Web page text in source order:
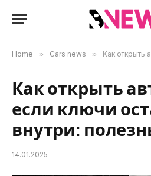
Home » Cars news » Как открыть
Как открыть
если ключи
внутри:
14.01.2025